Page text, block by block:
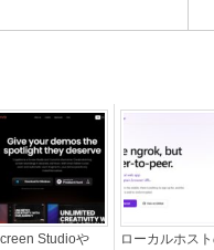
Studioや ローカルホス